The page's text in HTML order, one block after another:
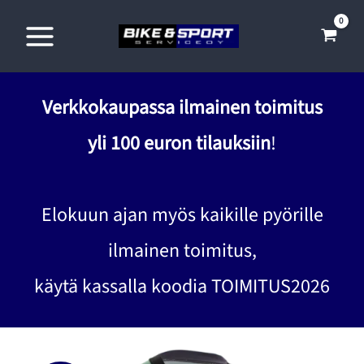
sisältöön
Verkkokaupassa ilmainen toimitus
yli 100 euron tilauksiin!
Elokuun ajan myös kaikille pyörille
ilmainen toimitus,
käytä kassalla koodia TOIMITUS2026